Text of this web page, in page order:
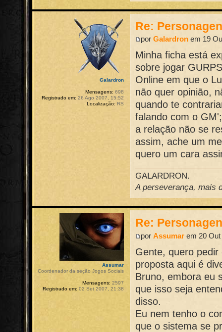
Re:
porGalardron em 19
Minha ficha está
sobre jogar
Online em que o
não quer opinião,
quando te
falando com o
a relação não se
assim, ache um
quero um cara
GALARDRON.
A perseverança, mais
Galardron
Mensagens: 698
Registrado em: 26 Ago 2007, 15:52
Localização: RS
Re:
porAssumar em 20
Gente, quero
proposta aqui é
Bruno, embora eu
que isso seja
disso.
Eu nem tenho o
que o sistema se
Assumar
Coordenador da seção Jogos Sociais
Mensagens: 2597
Registrado em: 02 Set 2007, 21:38